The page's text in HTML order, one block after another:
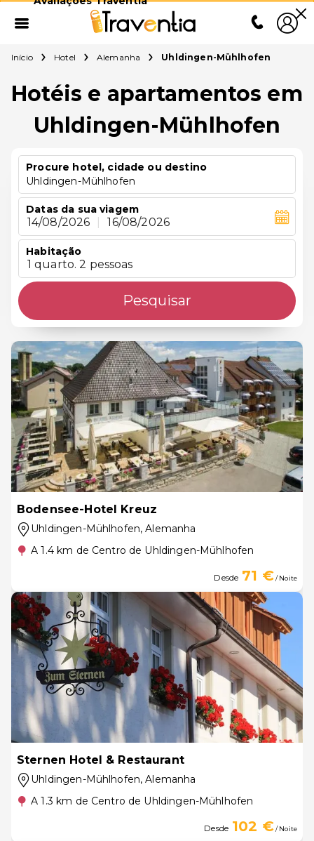
Início Hotel Alemanha Uhldingen-Mühlhofen
Hotéis e apartamentos em
Uhldingen-Mühlhofen
Procure hotel, cidade ou destino
Uhldingen-Mühlhofen
Datas da sua viagem
14/08/2026 16/08/2026
Habitação
1 quarto. 2 pessoas
Pesquisar
Bodensee-Hotel Kreuz
Uhldingen-Mühlhofen, Alemanha
A 1.4 km de Centro de Uhldingen-Mühlhofen
Desde 71 €/ Noite
Sternen Hotel & Restaurant
Uhldingen-Mühlhofen, Alemanha
A 1.3 km de Centro de Uhldingen-Mühlhofen
Desde 102 €/ Noite